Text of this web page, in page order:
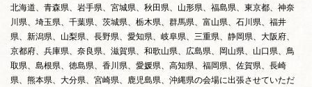
北海道、青森県、岩手県、宮城県、秋田県、山形県、福島県、東京都、神奈
川県、埼玉県、千葉県、茨城県、栃木県、群馬県、富山県、石川県、福井
県、新潟県、山梨県、長野県、愛知県、岐阜県、三重県、静岡県、大阪府、
京都府、兵庫県、奈良県、滋賀県、和歌山県、広島県、岡山県、山口県、鳥
取県、島根県、徳島県、香川県、愛媛県、高知県、福岡県、佐賀県、長崎
県、熊本県、大分県、宮崎県、鹿児島県、沖縄県の会場に出張させていただ